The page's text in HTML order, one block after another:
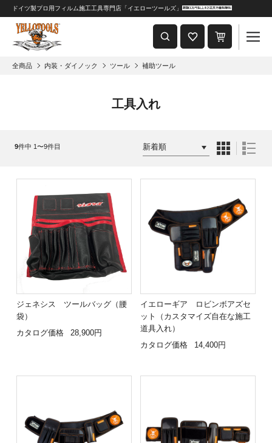
重要なおしらせ
2024年8月1日 価格改定につきまして
ドイツ製プロ用フィルム施工工具専門店「イエローツールズ」
全商品 内装・ダイノック ツール 補助ツール
工具入れ
9件中 1〜9件目
ジェネシス ツールバッグ（腰
袋）
カタログ価格
28,900円
イエローギア ロビンボアズセ
ット（カスタマイズ自在な施工
道具入れ）
カタログ価格
14,400円